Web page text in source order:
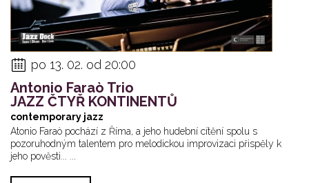
po 13. 02. od 20:00
Antonio Faraò Trio
JAZZ ČTYŘ KONTINENTŮ
contemporary jazz
Atonio Faraò pochází z Říma, a jeho hudební cítění spolu s
pozoruhodným talentem pro melodickou improvizaci přispěly k
jeho pověsti... ...